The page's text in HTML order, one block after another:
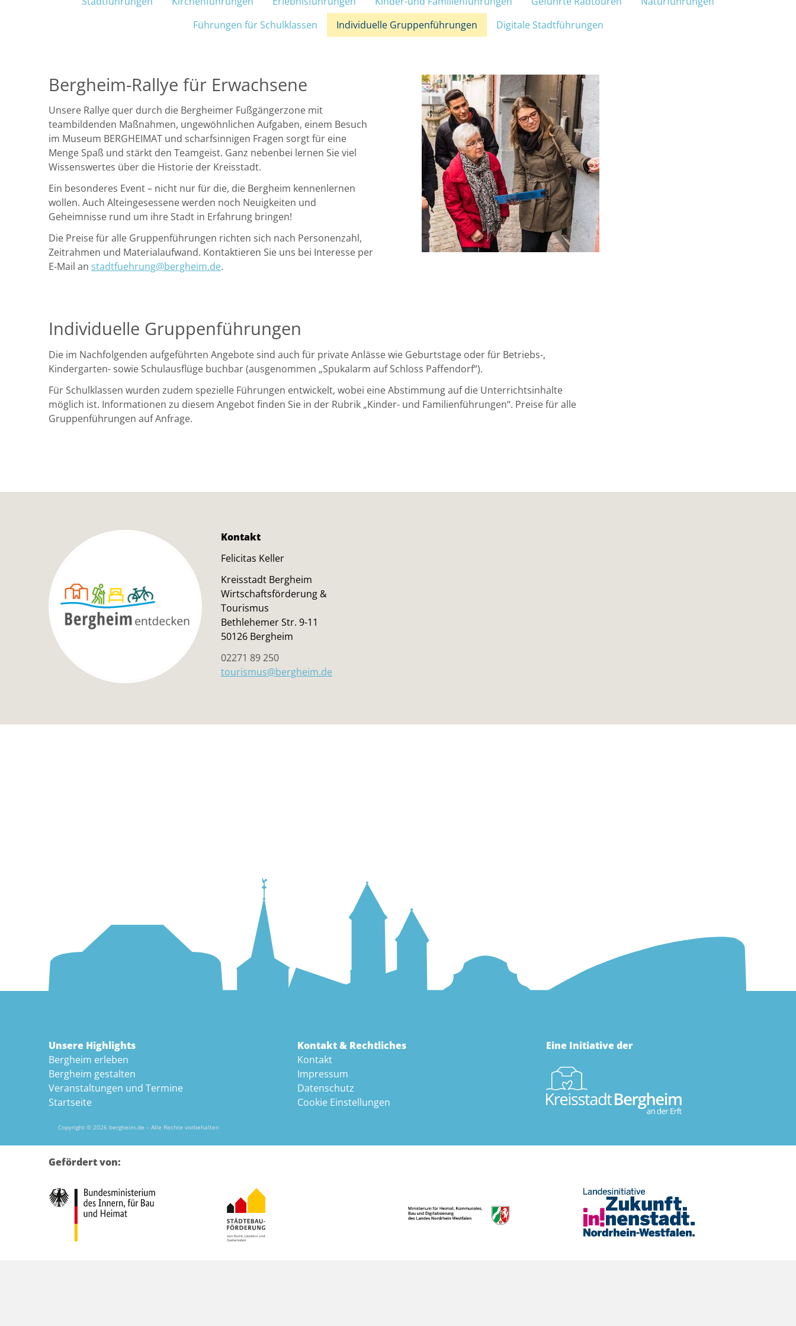
Navigation
ERLEBEN ENTDECKEN GESTALTEN
Führungen für Schulklassen
Individuelle Gruppenführungen Digitale Stadtführungen
Bergheim-Rallye für Erwachsene
Unsere Rallye quer durch die Bergheimer Fußgängerzone mit
teambildenden Maßnahmen, ungewöhnlichen Aufgaben, einem Besuch
im Museum BERGHEIMAT und scharfsinnigen Fragen sorgt für eine
Menge Spaß und stärkt den Teamgeist. Ganz nebenbei lernen Sie viel
Wissenswertes über die Historie der Kreisstadt.
Ein besonderes Event – nicht nur für die, die Bergheim kennenlernen
wollen. Auch Alteingesessene werden noch Neuigkeiten und
Geheimnisse rund um ihre Stadt in Erfahrung bringen!
Die Preise für alle Gruppenführungen richten sich nach Personenzahl,
Zeitrahmen und Materialaufwand. Kontaktieren Sie uns bei Interesse per
E-Mail an stadtfuehrung@bergheim.de.
Individuelle Gruppenführungen
Die im Nachfolgenden aufgeführten Angebote sind auch für private Anlässe wie Geburtstage oder für Betriebs-,
Kindergarten- sowie Schulausflüge buchbar (ausgenommen „Spukalarm auf Schloss Paffendorf“).
Für Schulklassen wurden zudem spezielle Führungen entwickelt, wobei eine Abstimmung auf die Unterrichtsinhalte
möglich ist. Informationen zu diesem Angebot finden Sie in der Rubrik „Kinder- und Familienführungen“. Preise für alle
Gruppenführungen auf Anfrage.
Kontakt
Felicitas Keller
Kreisstadt Bergheim
Wirtschaftsförderung &
Tourismus
Bethlehemer Str. 9-11
50126 Bergheim
02271 89 250
tourismus@bergheim.de
Unsere Highlights
Bergheim erleben
Bergheim gestalten
Veranstaltungen und Termine
Startseite
Kontakt & Rechtliches
Kontakt
Impressum
Datenschutz
Cookie Einstellungen
Eine Initiative der
Copyright © 2026 bergheim.de – Alle Rechte vorbehalten
Gefördert von: